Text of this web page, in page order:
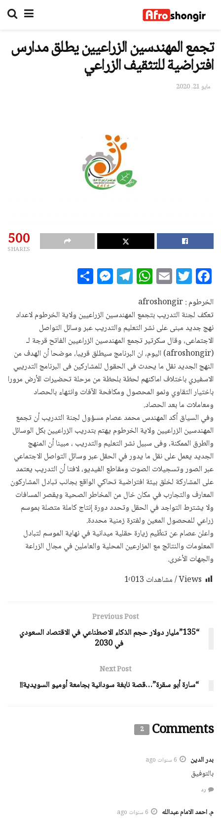
تجمع المهندسين الزراعيين يطلق مدارس
افتراضية للتثقيف الزراعي
مايو 21, 2020
500
SHARES
F
a
c
e
b
o
o
k
T
w
it
te
r
E
m
ai
l
W
h
at
s
A
p
p
T
el
e
g
ra
m
M
es
se
n
g
e
r
a
r
e
الخرطوم : afroshongir
تعكف لجنة التدريب بتجمع المهندسين الزراعيين ولاية الخرطوم لاعداد
نهج جديد مبنى على نشر التعليم والتدريب عبر وسائل التواصل
الاجتماعى، وقال سكرتير تجمع المهندسين الزراعيين الفاتح قرجة لـ
(afroshongir) اليوم، ان البرنامج سيطلق قريبا، موضحا أن الهدف من
النهج الجديد نقل ما يحدث فى الحقول للمشاركين فى البرنامج التدريبي
الاسفيري باختلاف اماكنهم لحظة بلحظة من مرحلة تحضيرات الأرض مرورا
باختيار التقاوي ونمو المحصول ومكافحة الآفات وانتهاء بالحصاد
ومعاملات ما بعد الحصاد.
وفي السياق أكد المهندس محمد عصام مسؤول لجنة التدريب أن تجمع
المهندسين الزراعيين ولاية الخرطوم يهتم بتدريب الزراعيين بكل الوسائل
والطرق الممكنة، وفى سبيل نشر التعليم والتدريب ، مبينا أن المنهج
الجديد يعمل على نقل ما يدور في الحقل عبر وسائل التواصل الاجتماعي
عبر الصور وتسجيلات الصوت ومقاطع الفيديو، لافتا أن التدريب يعتمد
على المشاركة لخلق بيئة افتراضية تحاكي الواقع بجانب تبادل المشاركون
المعارف والتجارب في مكان خال من المخاطر الصحية ويقصر المسافات
ولا يشترط التواجد في الحقل وتحدد دورة إنتاج كاملة متصلة بموسم
زراعي للمحصول المعين ولفترة زمنية محددة.
واعلن عصام عن تنظّيم زيارة حقلية ميدانية في نهاية الموسم لتبادل
المعلومات والنتائج مع المزارعين المحلية والعاملين في مجال الزراعة
والجهات الأخرى.
Views / مشاهدات
1٬013
Previous Post
“135”مليار دولار حجم الذكاء الاصطناعي في الاقتصاد السعودي
في 2030
Next Post
“سارة أبو سقرة”…قصة نابغة سودانية بجامعة أوميو السويدية!!
Comments
2
بدر الدين 6 سنوات ago
بالتوفيق
رد
م. احمد الامام عبدالله 6 سنوات ago